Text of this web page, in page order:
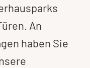
An
haben Sie